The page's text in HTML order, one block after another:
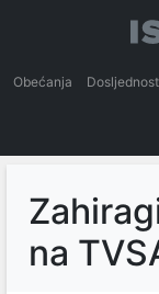
Obećanja Dosljednost
na